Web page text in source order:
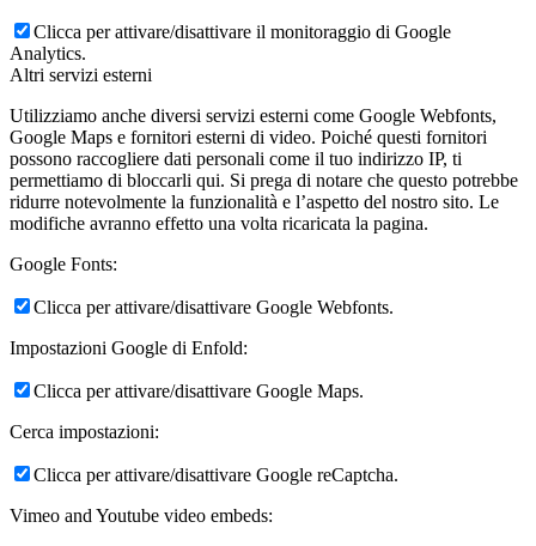
Clicca per attivare/disattivare il monitoraggio di Google
Analytics.
Altri servizi esterni
Utilizziamo anche diversi servizi esterni come Google Webfonts,
Google Maps e fornitori esterni di video. Poiché questi fornitori
possono raccogliere dati personali come il tuo indirizzo IP, ti
permettiamo di bloccarli qui. Si prega di notare che questo potrebbe
ridurre notevolmente la funzionalità e l’aspetto del nostro sito. Le
modifiche avranno effetto una volta ricaricata la pagina.
Google Fonts:
Clicca per attivare/disattivare Google Webfonts.
Impostazioni Google di Enfold:
Clicca per attivare/disattivare Google Maps.
Cerca impostazioni:
Clicca per attivare/disattivare Google reCaptcha.
Vimeo and Youtube video embeds: